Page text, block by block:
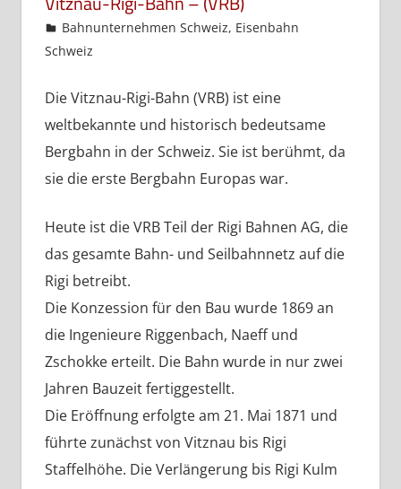
admin
Bahnunternehmen Schweiz, Eisenbahn
Schweiz
Die Vitznau-Rigi-Bahn (VRB) ist eine
weltbekannte und historisch bedeutsame
Bergbahn in der Schweiz. Sie ist berühmt, da
sie die erste Bergbahn Europas war.
Heute ist die VRB Teil der Rigi Bahnen AG, die
das gesamte Bahn- und Seilbahnnetz auf die
Rigi betreibt.
Die Konzession für den Bau wurde 1869 an
die Ingenieure Riggenbach, Naeff und
Zschokke erteilt. Die Bahn wurde in nur zwei
Jahren Bauzeit fertiggestellt.
Die Eröffnung erfolgte am 21. Mai 1871 und
führte zunächst von Vitznau bis Rigi
Staffelhöhe. Die Verlängerung bis Rigi Kulm